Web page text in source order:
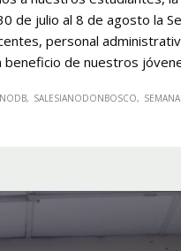
de julio al 8 de agosto la
personal
de nuestros
SALESIANODONBOSCO